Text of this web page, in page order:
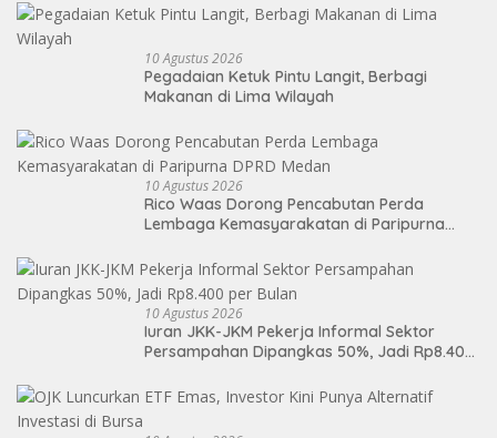
10 Agustus 2026
Pegadaian Ketuk Pintu Langit, Berbagi
Makanan di Lima Wilayah
10 Agustus 2026
Rico Waas Dorong Pencabutan Perda
Lembaga Kemasyarakatan di Paripurna
10 Agustus 2026
Iuran JKK-JKM Pekerja Informal Sektor
Persampahan Dipangkas 50%, Jadi Rp8.400